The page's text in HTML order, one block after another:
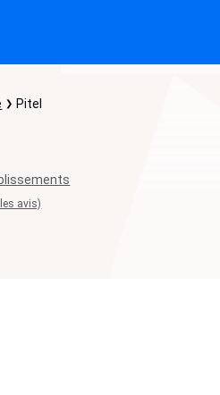
Pitel
avis)